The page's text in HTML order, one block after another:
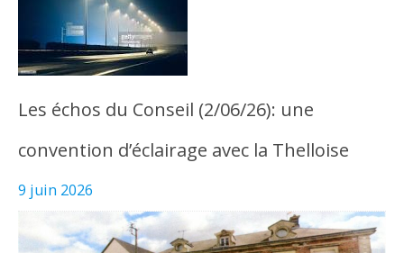
Les échos du Conseil (2/06/26): une
convention d’éclairage avec la Thelloise
9 juin 2026